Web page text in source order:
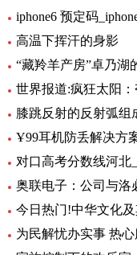
iphone6 预定码
高温下挥汗的身影
“藏羚羊产房”卓乃湖
世界报道:疯狂太阳：
Ұ99耳机防丢解决方
对口高考分数线河北
今日热门!中华文化
为民解忧办实事 热